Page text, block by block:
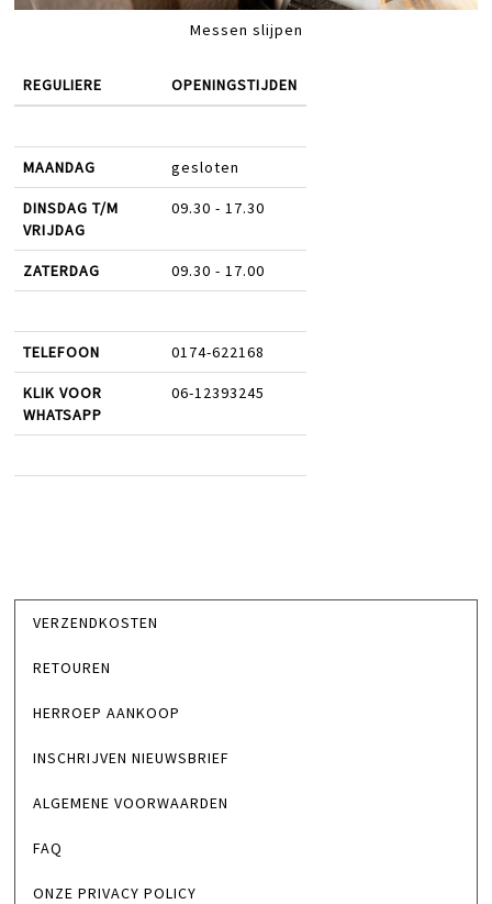
Messen slijpen
REGULIERE OPENINGSTIJDEN
MAANDAG gesloten
DINSDAG T/M
VRIJDAG
09.30 - 17.30
ZATERDAG 09.30 - 17.00
TELEFOON 0174-622168
KLIK VOOR
WHATSAPP
06-12393245
VERZENDKOSTEN
RETOUREN
HERROEP AANKOOP
INSCHRIJVEN NIEUWSBRIEF
ALGEMENE VOORWAARDEN
FAQ
ONZE PRIVACY POLICY